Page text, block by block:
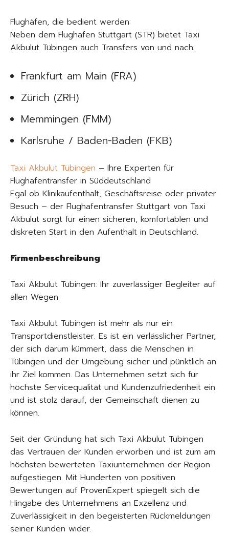
Flughäfen, die bedient werden:
Neben dem Flughafen Stuttgart (STR) bietet Taxi
Akbulut Tübingen auch Transfers von und nach:
Frankfurt am Main (FRA)
Zürich (ZRH)
Memmingen (FMM)
Karlsruhe / Baden-Baden (FKB)
Taxi Akbulut Tübingen – Ihre Experten für
Flughafentransfer in Süddeutschland
Egal ob Klinikaufenthalt, Geschäftsreise oder privater
Besuch – der Flughafentransfer Stuttgart von Taxi
Akbulut sorgt für einen sicheren, komfortablen und
diskreten Start in den Aufenthalt in Deutschland.
Firmenbeschreibung
Taxi Akbulut Tübingen: Ihr zuverlässiger Begleiter auf
allen Wegen
Taxi Akbulut Tübingen ist mehr als nur ein
Transportdienstleister. Es ist ein verlässlicher Partner,
der sich darum kümmert, dass die Menschen in
Tübingen und der Umgebung sicher und pünktlich an
ihr Ziel kommen. Das Unternehmen setzt sich für
höchste Servicequalität und Kundenzufriedenheit ein
und ist stolz darauf, der Gemeinschaft dienen zu
können.
Seit der Gründung hat sich Taxi Akbulut Tübingen
das Vertrauen der Kunden erworben und ist zum am
höchsten bewerteten Taxiunternehmen der Region
aufgestiegen. Mit Hunderten von positiven
Bewertungen auf ProvenExpert spiegelt sich die
Hingabe des Unternehmens an Exzellenz und
Zuverlässigkeit in den begeisterten Rückmeldungen
seiner Kunden wider.